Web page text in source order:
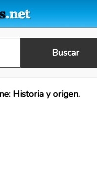
Historia y origen.